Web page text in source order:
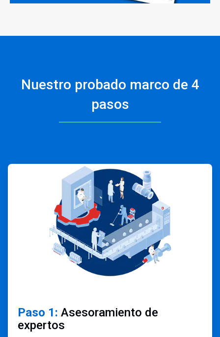
Nuestro probado marco de 4
pasos
ArticleTile
Paso 1: Asesoramiento de
expertos